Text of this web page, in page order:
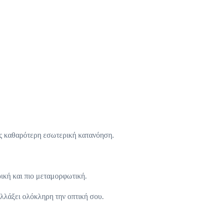
καθαρότερη εσωτερική κατανόηση.
και πιο μεταμορφωτική.
ολόκληρη την οπτική σου.